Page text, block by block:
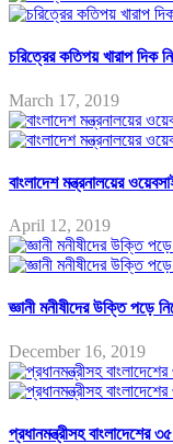
চরিত্রের কতিপয় খারাপ
March 17, 2019
বাংলাদেশ মন্ত্রনালয়ের
April 12, 2019
জ্ঞানী মনীষীদের উক্তি পড়ে
December 16, 2019
প্রধানমন্ত্রীসহ বাংলাদেশের